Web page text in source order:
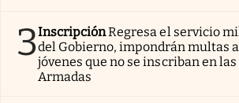
3InscripciónRegresa el servicio
del Gobierno, impondrán multas
jóvenes que no se inscriban en las
Armadas